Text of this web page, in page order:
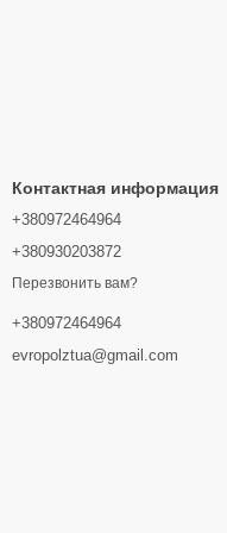
Контактная информация
+380972464964
+380930203872
Перезвонить вам?
+380972464964
evropolztua@gmail.com